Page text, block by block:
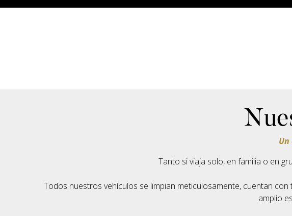
Tanto si viaja solo, en familia o en
Todos nuestros vehículos se limpian meticulosamente, cuentan
amplio